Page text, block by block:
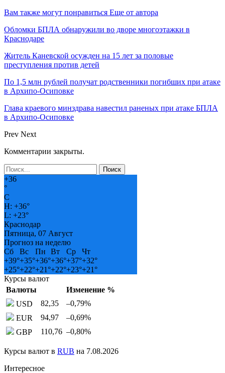
Вам также могут понравиться Еще от автора
Обломки БПЛА обнаружили во дворе многоэтажки в
Краснодаре
Житель Каневской осужден на 15 лет за половые
преступления против детей
По 1,5 млн рублей получат родственники погибших при атаке
в Архипо-Осиповке
Глава краевого минздрава навестил раненых при атаке БПЛА
в Архипо-Осиповке
Prev Next
Комментарии закрыты.
+36
°
C
H: +36°
L: +23°
Краснодар
Пятница, 07 Август
Прогноз на неделю
Сб
Вс Пн Вт Ср
Чт
+39°+35°+36°+36°+37°+32°
+25°+22°+21°+22°+23°+21°
Курсы валют
Валюты
Изменение %
USD
82,35 –0,79%
EUR
94,97 –0,69%
GBP
110,76 –0,80%
Курсы валют в RUB на 7.08.2026
Интересное